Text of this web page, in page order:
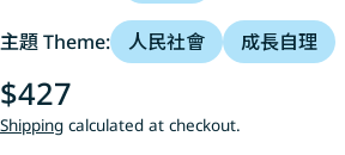
主題 Theme: 人民社會 成長自理
Regular
price
$427
Shipping calculated at checkout.